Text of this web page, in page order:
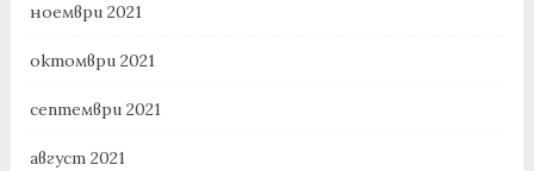
ноември 2021
октомври 2021
септември 2021
август 2021